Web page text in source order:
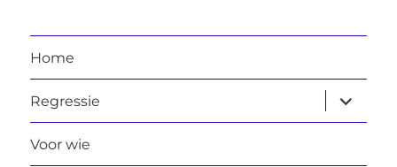
Home
Regressie
Voor wie